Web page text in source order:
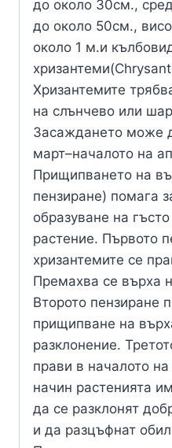
до около 30см.,
до около 50см.,
около 1 м.и
Хризантемите
на слънчево или
Засаждането може
март–началото на
Прищипването на
пензиране) помага
образуване на
растение. Първото
хризантемите се
Премахва се върха
Второто пензиране
прищипване на
разклонение.
прави в началото
начин растенията
да се разклонят
и да разцъфнат